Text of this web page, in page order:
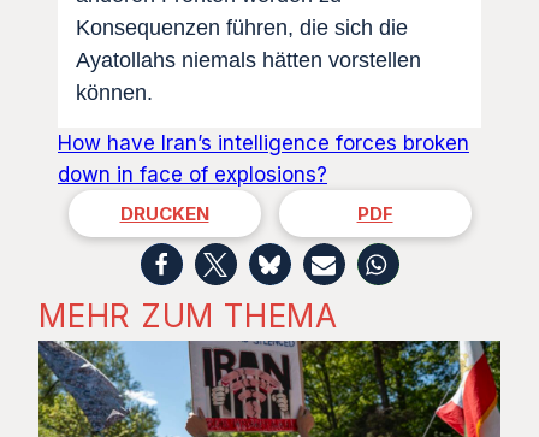
Konsequenzen führen, die sich die
Ayatollahs niemals hätten vorstellen
können.
How have Iran’s intelligence forces broken
down in face of explosions?
DRUCKEN PDF
MEHR ZUM THEMA